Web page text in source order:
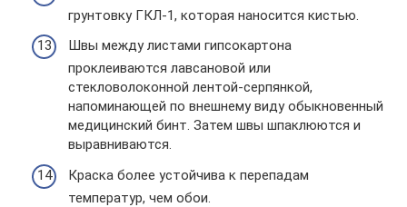
грунтовку ГКЛ-1, которая наносится кистью.
Швы между листами гипсокартона
проклеиваются лавсановой или
стекловолоконной лентой-серпянкой,
напоминающей по внешнему виду обыкновенный
медицинский бинт. Затем швы шпаклюются и
выравниваются.
Краска более устойчива к перепадам
температур, чем обои.